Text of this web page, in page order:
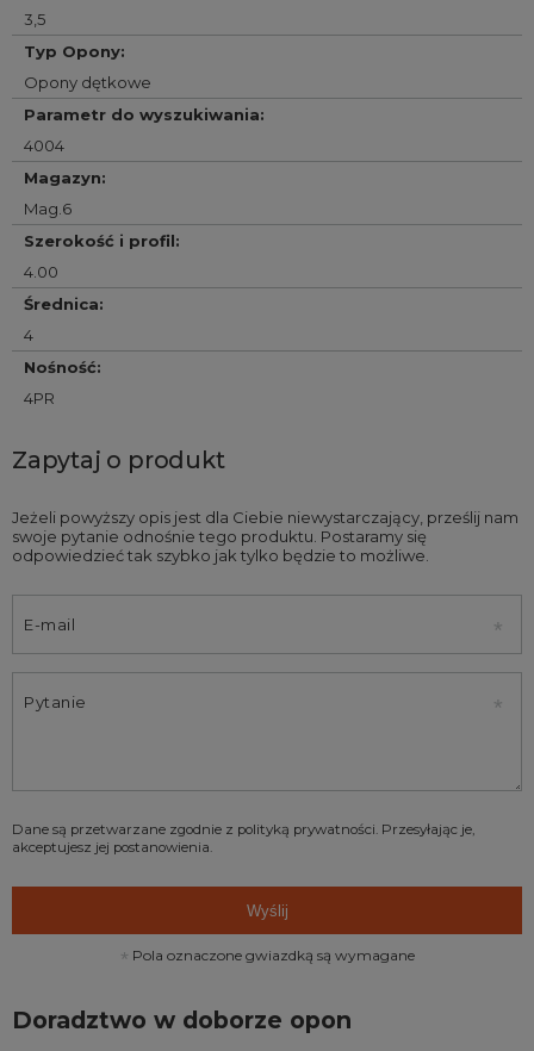
3,5
Typ Opony:
Opony dętkowe
Parametr do wyszukiwania:
4004
Magazyn:
Mag.6
Szerokość i profil:
4.00
Średnica:
4
Nośność:
4PR
Zapytaj o produkt
Jeżeli powyższy opis jest dla Ciebie niewystarczający, prześlij nam
swoje pytanie odnośnie tego produktu. Postaramy się
odpowiedzieć tak szybko jak tylko będzie to możliwe.
E-mail
Pytanie
Dane są przetwarzane zgodnie z polityką prywatności. Przesyłając je,
akceptujesz jej postanowienia.
Wyślij
Pola oznaczone gwiazdką są wymagane
Doradztwo w doborze opon